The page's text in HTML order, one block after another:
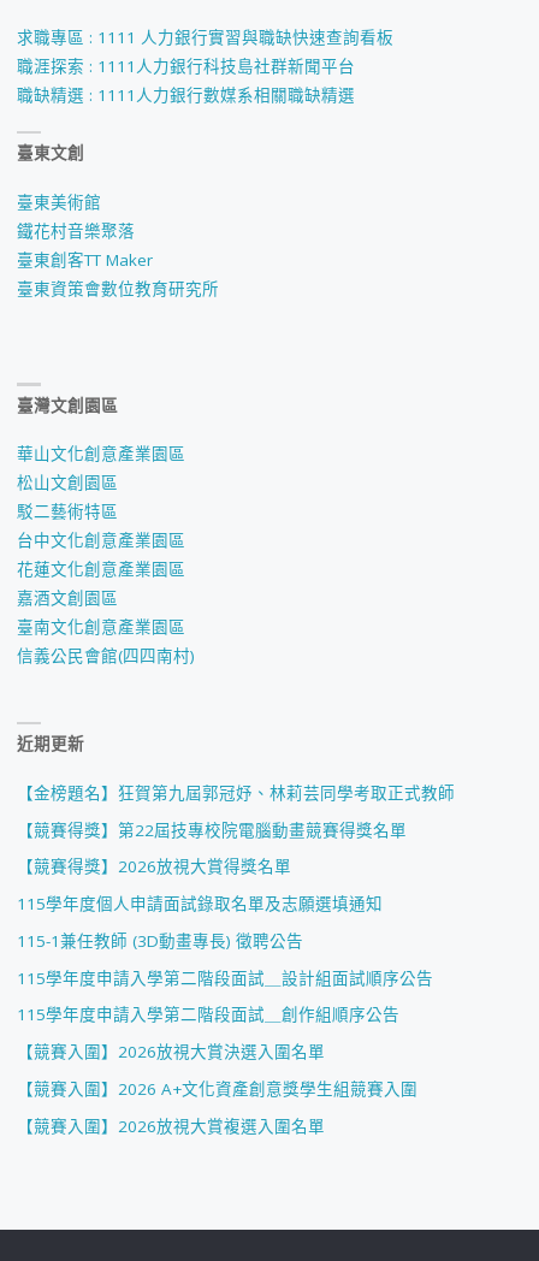
求職專區 : 1111 人力銀行實習與職缺快速查詢看板
職涯探索 : 1111人力銀行科技島社群新聞平台
職缺精選 : 1111人力銀行數媒系相關職缺精選
臺東文創
臺東美術館
鐵花村音樂聚落
臺東創客TT Maker
臺東資策會數位教育研究所
臺灣文創園區
華山文化創意產業園區
松山文創園區
駁二藝術特區
台中文化創意產業園區
花蓮文化創意產業園區
嘉酒文創園區
臺南文化創意產業園區
信義公民會館(四四南村)
近期更新
【金榜題名】狂賀第九屆郭冠妤、林莉芸同學考取正式教師
【競賽得獎】第22屆技專校院電腦動畫競賽得獎名單
【競賽得獎】2026放視大賞得獎名單
115學年度個人申請面試錄取名單及志願選填通知
115-1兼任教師 (3D動畫專長) 徵聘公告
115學年度申請入學第二階段面試＿設計組面試順序公告
115學年度申請入學第二階段面試＿創作組順序公告
【競賽入圍】2026放視大賞決選入圍名單
【競賽入圍】2026 A+文化資產創意獎學生組競賽入圍
【競賽入圍】2026放視大賞複選入圍名單